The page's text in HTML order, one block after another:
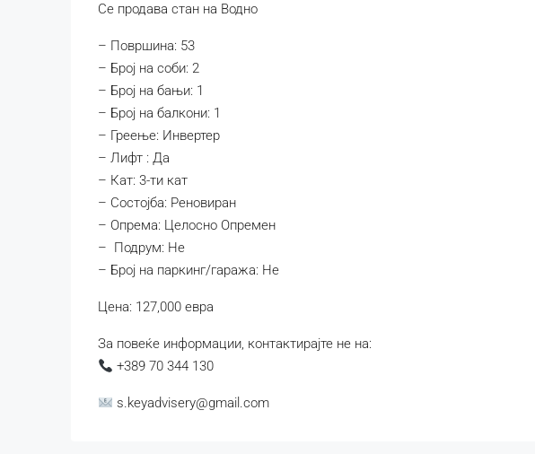
Се продава стан на Водно
– Површина: 53
– Број на соби: 2
– Број на бањи: 1
– Број на балкони: 1
– Греење: Инвертер
– Лифт : Да
– Кат: 3-ти кат
– Состојба: Реновиран
– Опрема: Целосно Опремен
– Подрум: Не
– Број на паркинг/гаража: Не
Цена: 127,000 евра
За повеќе информации, контактирајте не на:
+389 70 344 130
s.keyadvisery@gmail.com